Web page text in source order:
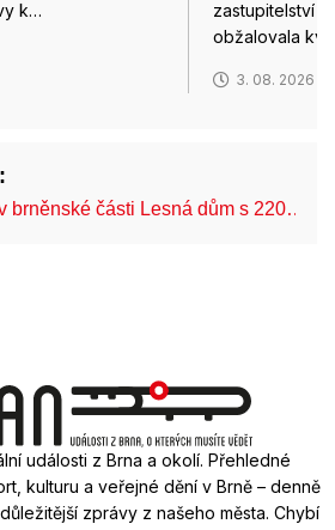
k…
zastupitelství
obžalovala
3. 08. 2026
brněnské části Lesná dům s 220…
události z Brna a okolí. Přehledné
kulturu a veřejné dění v Brně – denně
zprávy z našeho města. Chybí